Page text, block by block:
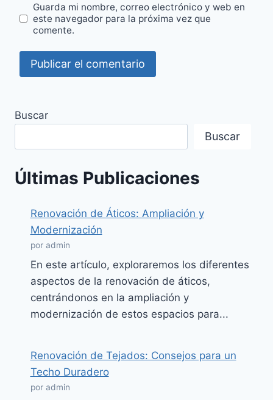
Guarda mi nombre, correo electrónico y web en
este navegador para la próxima vez que
comente.
Buscar
Buscar
Últimas Publicaciones
Renovación de Áticos: Ampliación y
Modernización
por admin
En este artículo, exploraremos los diferentes
aspectos de la renovación de áticos,
centrándonos en la ampliación y
modernización de estos espacios para...
Renovación de Tejados: Consejos para un
Techo Duradero
por admin